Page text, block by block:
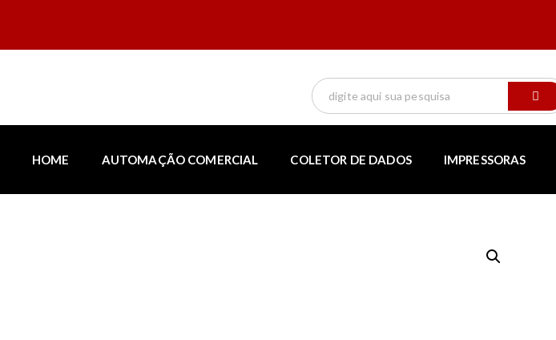
HOME AUTOMAÇÃO COMERCIAL COLETOR DE DADOS IMPRESSORAS